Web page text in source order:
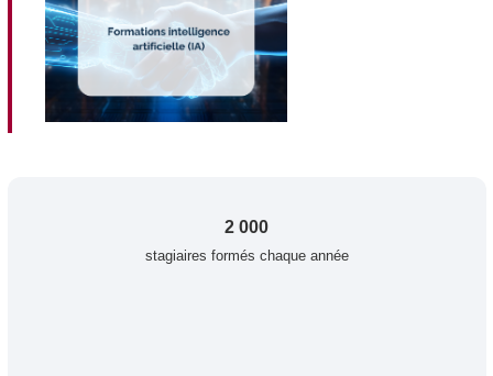
2 000
stagiaires formés chaque année